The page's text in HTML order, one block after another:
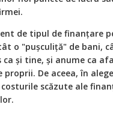
de tipul de finanțare
o "pușculiță" de bani,
ca și tine, și anume ca
proprii. De aceea, în
scăzute ale